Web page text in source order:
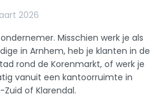
2026
Misschien werk je als
in Arnhem, heb je klanten in de
rond de Korenmarkt, of werk je
vanuit een kantoorruimte in
of Klarendal.